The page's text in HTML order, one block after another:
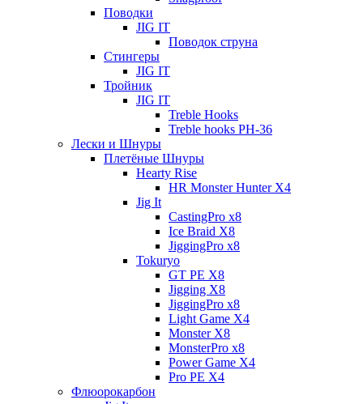
Поводки
JIG IT
Поводок струна
Стингеры
JIG IT
Тройник
JIG IT
Treble Hooks
Treble hooks PH-36
Лески и Шнуры
Плетёные Шнуры
Hearty Rise
HR Monster Hunter X4
Jig It
CastingPro x8
Ice Braid X8
JiggingPro x8
Tokuryo
GT PE X8
Jigging X8
JiggingPro x8
Light Game X4
Monster X8
MonsterPro x8
Power Game X4
Pro PE X4
Флюорокарбон